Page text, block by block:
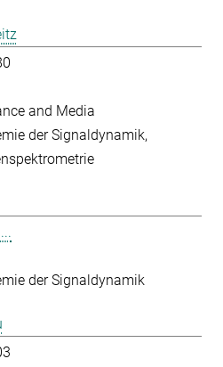
and Media
der Signaldynamik
der Signaldynamik